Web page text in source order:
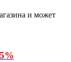
и может